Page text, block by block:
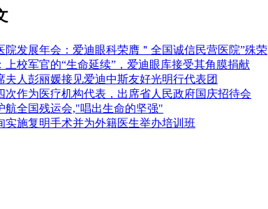
院发展年会：爱迪眼科荣膺＂全国诚信民营医院”殊荣
上校军官的“生命延续”，爱迪眼库接受其角膜捐献
夫人彭丽媛接见爱迪中斯友好光明行代表团
次作为医疗机构代表，出席省人民政府国庆招待会
航全国残运会,"唱出生命的坚强"
实施复明手术并为外籍医生举办培训班